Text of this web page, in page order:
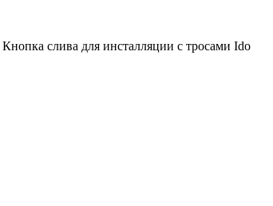
Кнопка слива для инсталляции с тросами Ido